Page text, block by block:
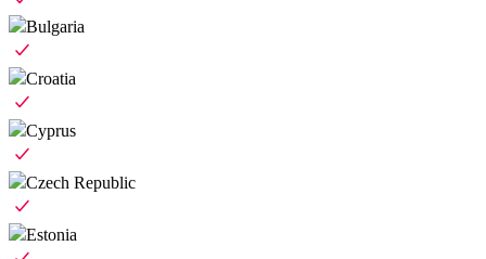
Bulgaria
Croatia
Cyprus
Czech Republic
Estonia